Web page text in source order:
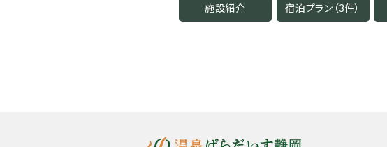
施設紹介 宿泊プラン（3件）